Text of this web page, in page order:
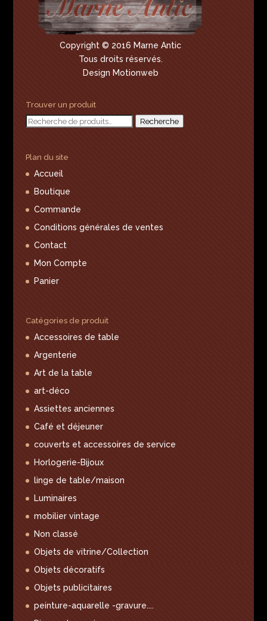
Copyright © 2016 Marne Antic
Tous droits réservés.
Design Motionweb
Trouver un produit
Recherche
Recherche
Plan du site
Accueil
Boutique
Commande
Conditions générales de ventes
Contact
Mon Compte
Panier
Catégories de produit
Accessoires de table
Argenterie
Art de la table
art-déco
Assiettes anciennes
Café et déjeuner
couverts et accessoires de service
Horlogerie-Bijoux
linge de table/maison
Luminaires
mobilier vintage
Non classé
Objets de vitrine/Collection
Objets décoratifs
Objets publicitaires
peinture-aquarelle -gravure....